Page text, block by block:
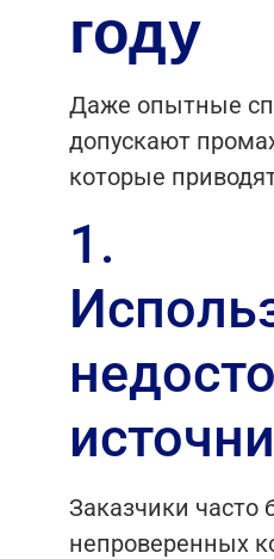
году
Даже опытные
допускают
которые
1.
Заказчики часто
непроверенных